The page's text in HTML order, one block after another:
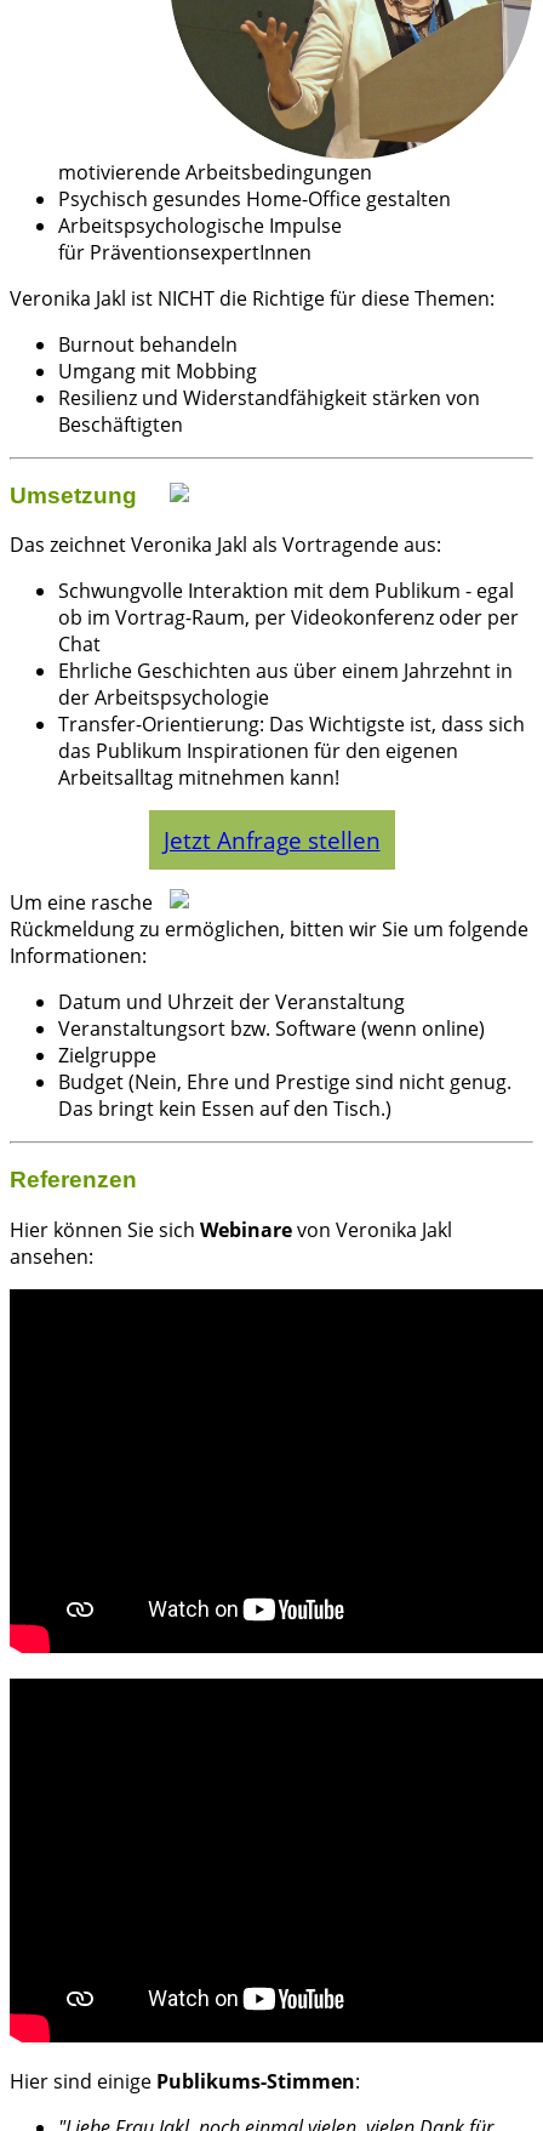
motivierende Arbeitsbedingungen
Psychisch gesundes Home-Office gestalten
Arbeitspsychologische Impulse
für PräventionsexpertInnen
Veronika Jakl ist NICHT die Richtige für diese Themen:
Burnout behandeln
Umgang mit Mobbing
Resilienz und Widerstandfähigkeit stärken von
Beschäftigten
Umsetzung
Das zeichnet Veronika Jakl als Vortragende aus:
Schwungvolle Interaktion mit dem Publikum - egal
ob im Vortrag-Raum, per Videokonferenz oder per
Chat
Ehrliche Geschichten aus über einem Jahrzehnt in
der Arbeitspsychologie
Transfer-Orientierung: Das Wichtigste ist, dass sich
das Publikum Inspirationen für den eigenen
Arbeitsalltag mitnehmen kann!
Jetzt Anfrage stellen
Um eine rasche
Rückmeldung zu ermöglichen, bitten wir Sie um folgende
Informationen:
Datum und Uhrzeit der Veranstaltung
Veranstaltungsort bzw. Software (wenn online)
Zielgruppe
Budget (Nein, Ehre und Prestige sind nicht genug.
Das bringt kein Essen auf den Tisch.)
Referenzen
Hier können Sie sich Webinarevon Veronika Jakl
ansehen:
Hier sind einige Publikums-Stimmen: